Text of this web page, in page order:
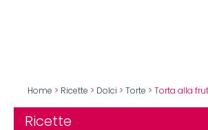
Home > Ricette > Dolci > Torte > Torta alla
Ricette